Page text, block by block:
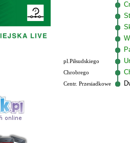
pl.Piłsudskiego
Chrobrego
Centr. Przesiadkowe